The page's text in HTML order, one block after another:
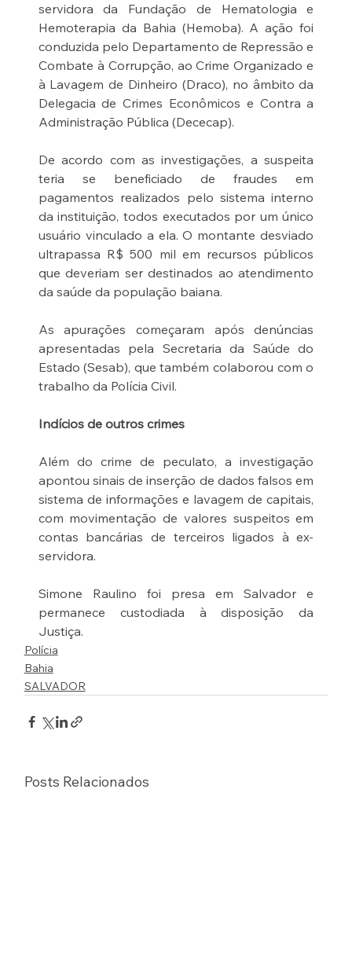
servidora da Fundação de Hematologia e
Hemoterapia da Bahia (Hemoba). A ação foi
conduzida pelo Departamento de Repressão e
Combate à Corrupção, ao Crime Organizado e
à Lavagem de Dinheiro (Draco), no âmbito da
Delegacia de Crimes Econômicos e Contra a
Administração Pública (Dececap).
De acordo com as investigações, a suspeita
teria se beneficiado de fraudes em
pagamentos realizados pelo sistema interno
da instituição, todos executados por um único
usuário vinculado a ela. O montante desviado
ultrapassa R$ 500 mil em recursos públicos
que deveriam ser destinados ao atendimento
da saúde da população baiana.
As apurações começaram após denúncias
apresentadas pela Secretaria da Saúde do
Estado (Sesab), que também colaborou com o
trabalho da Polícia Civil.
Indícios de outros crimes
Além do crime de peculato, a investigação
apontou sinais de inserção de dados falsos em
sistema de informações e lavagem de capitais,
com movimentação de valores suspeitos em
contas bancárias de terceiros ligados à ex-
servidora.
Simone Raulino foi presa em Salvador e
permanece custodiada à disposição da
Justiça.
Polícia
Bahia
SALVADOR
Posts Relacionados